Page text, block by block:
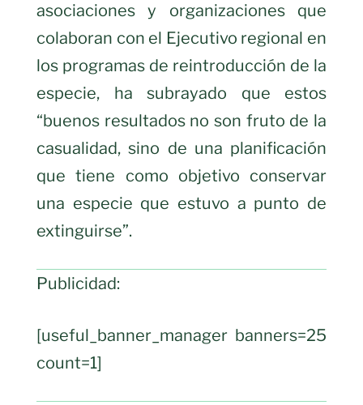
asociaciones y organizaciones que
colaboran con el Ejecutivo regional en
los programas de reintroducción de la
especie, ha subrayado que estos
“buenos resultados no son fruto de la
casualidad, sino de una planificación
que tiene como objetivo conservar
una especie que estuvo a punto de
extinguirse”.
Publicidad:
[useful_banner_manager banners=25
count=1]